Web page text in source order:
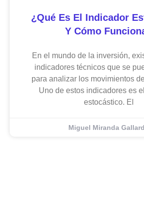
¿Qué Es El Indicador
Y Cómo
En el mundo de la inversión,
indicadores técnicos que se
para analizar los movimientos
Uno de estos indicadores es
estocástico. El
Miguel Miranda